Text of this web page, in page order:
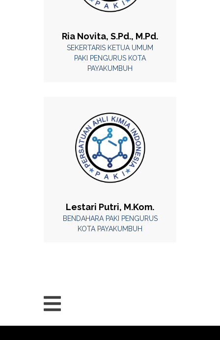
Ria Novita, S.Pd., M.Pd.
SEKERTARIS KETUA UMUM
PAKI PENGURUS KOTA
PAYAKUMBUH
Lestari Putri, M.Kom.
BENDAHARA PAKI PENGURUS
KOTA PAYAKUMBUH